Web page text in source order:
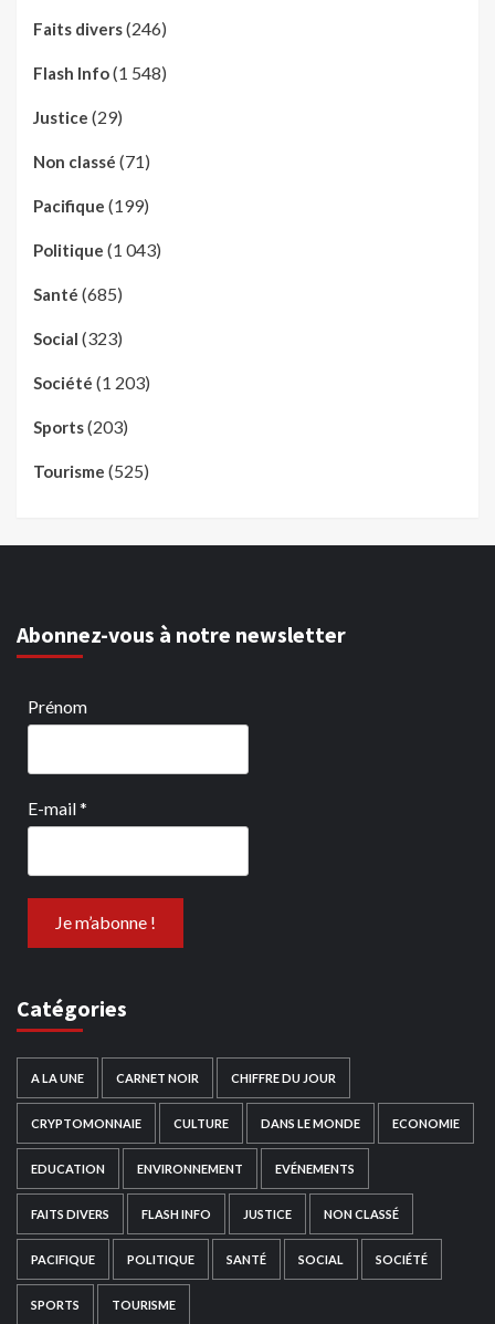
Faits divers(246)
Flash Info(1 548)
Justice (29)
Non classé (71)
Pacifique (199)
Politique (1 043)
Santé (685)
Social (323)
Société (1 203)
Sports(203)
Tourisme (525)
Abonnez-vous à notre newsletter
Prénom
E-mail*
Catégories
A LA UNE CARNET NOIR CHIFFRE DU JOUR
CRYPTOMONNAIE CULTURE DANS LE MONDE ECONOMIE
EDUCATION ENVIRONNEMENT EVÉNEMENTS
FAITS DIVERS FLASH INFO JUSTICE NON CLASSÉ
PACIFIQUE POLITIQUE SANTÉ SOCIAL SOCIÉTÉ
SPORTS TOURISME